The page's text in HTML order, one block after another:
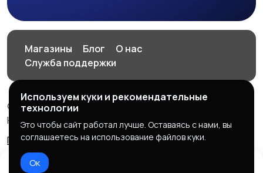
Магазины Блог
О нас
Служба поддержки
© 2026 HOP.UZ
HOP.UZ
Правила сервиса
Политика конфиденциальности
Используем куки и рекомендательные
технологии
Это чтобы сайт работал лучше. Оставаясь с нами, вы
соглашаетесь на использование файлов куки.
Ок